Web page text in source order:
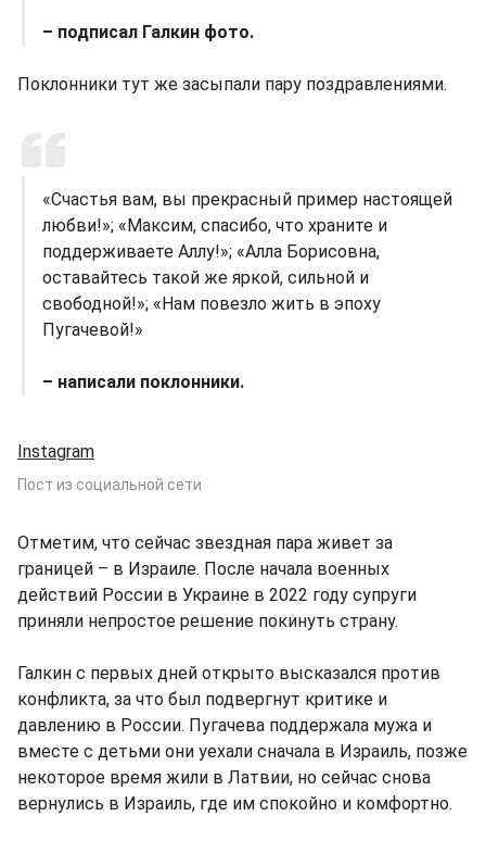
– подписал Галкин фото.
Поклонники тут же засыпали пару поздравлениями.
«Счастья вам, вы прекрасный пример настоящей
любви!»; «Максим, спасибо, что храните и
поддерживаете Аллу!»; «Алла Борисовна,
оставайтесь такой же яркой, сильной и
свободной!»; «Нам повезло жить в эпоху
Пугачевой!»
– написали поклонники.
Instagram
Пост из социальной сети
Отметим, что сейчас звездная пара живет за
границей – в Израиле. После начала военных
действий России в Украине в 2022 году супруги
приняли непростое решение покинуть страну.
Галкин с первых дней открыто высказался против
конфликта, за что был подвергнут критике и
давлению в России. Пугачева поддержала мужа и
вместе с детьми они уехали сначала в Израиль, позже
некоторое время жили в Латвии, но сейчас снова
вернулись в Израиль, где им спокойно и комфортно.